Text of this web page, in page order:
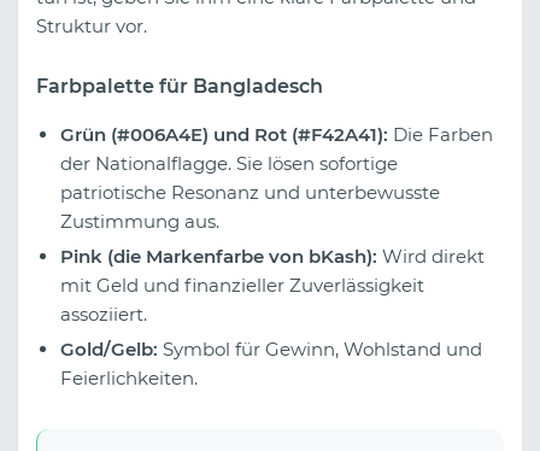
Struktur vor.
Farbpalette für Bangladesch
Grün (#006A4E) und Rot (#F42A41): Die Farben
der Nationalflagge. Sie lösen sofortige
patriotische Resonanz und unterbewusste
Zustimmung aus.
Pink (die Markenfarbe von bKash): Wird direkt
mit Geld und finanzieller Zuverlässigkeit
assoziiert.
Gold/Gelb: Symbol für Gewinn, Wohlstand und
Feierlichkeiten.